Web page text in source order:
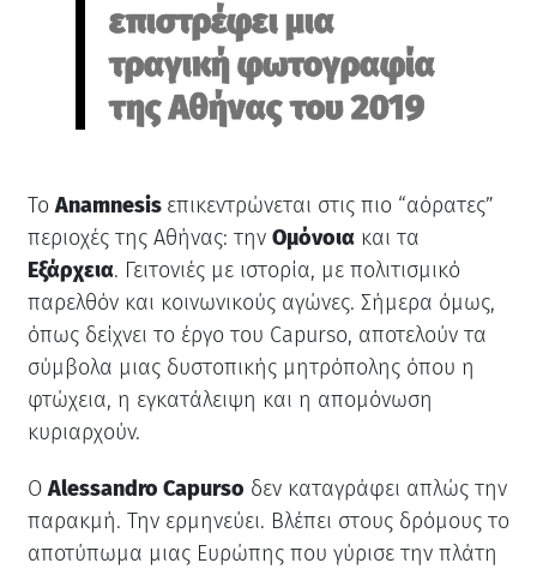
επιστρέφει μια
τραγική φωτογραφία
της Αθήνας του 2019
ΤοAnamnesis επικεντρώνεται στις πιο “αόρατες”
περιοχές της Αθήνας: την Ομόνοιακαι τα
Εξάρχεια. Γειτονιές με ιστορία, με πολιτισμικό
παρελθόν και κοινωνικούς αγώνες. Σήμερα όμως,
όπως δείχνει το έργο του Capurso, αποτελούν τα
σύμβολα μιας δυστοπικής μητρόπολης όπου η
φτώχεια, η εγκατάλειψη και η απομόνωση
κυριαρχούν.
ΟAlessandro Capurso δεν καταγράφει απλώς την
παρακμή. Την ερμηνεύει. Βλέπει στους δρόμους το
αποτύπωμα μιας Ευρώπης που γύρισε την πλάτη